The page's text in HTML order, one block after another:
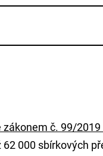
zákonem č. 99/2019
000 sbírkových